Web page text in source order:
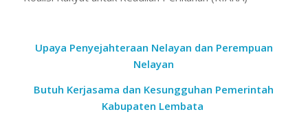
Upaya Penyejahteraan Nelayan dan Perempuan
Nelayan
Butuh Kerjasama dan Kesungguhan Pemerintah
Kabupaten Lembata